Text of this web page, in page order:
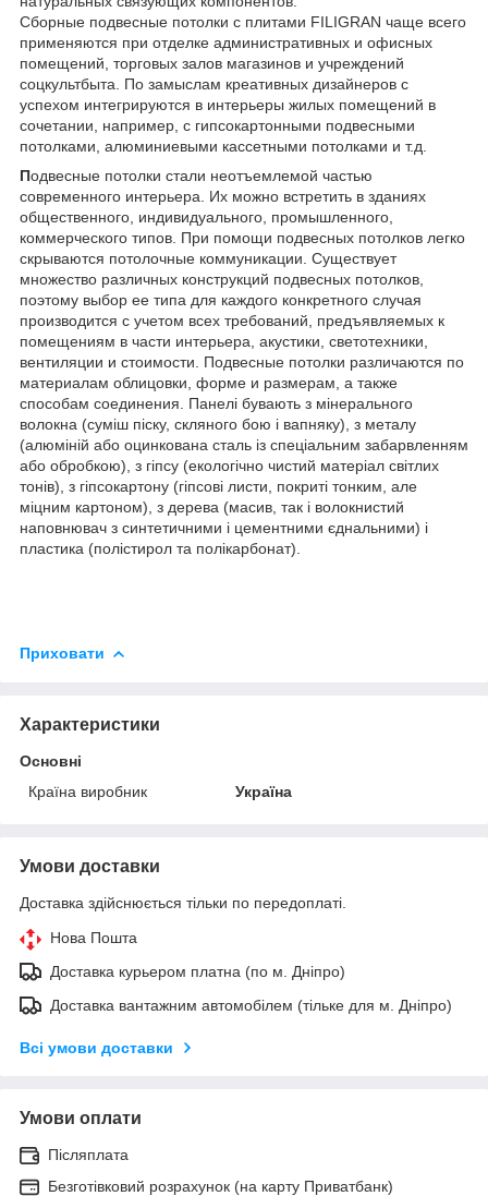
Сборные подвесные потолки с плитами FILIGRAN чаще всего
применяются при отделке административных и офисных
помещений, торговых залов магазинов и учреждений
соцкультбыта. По замыслам креативных дизайнеров с
успехом интегрируются в интерьеры жилых помещений в
сочетании, например, с гипсокартонными подвесными
потолками, алюминиевыми кассетными потолками и т.д.
Подвесные потолки стали неотъемлемой частью
современного интерьера. Их можно встретить в зданиях
общественного, индивидуального, промышленного,
коммерческого типов. При помощи подвесных потолков легко
скрываются потолочные коммуникации. Существует
множество различных конструкций подвесных потолков,
поэтому выбор ее типа для каждого конкретного случая
производится с учетом всех требований, предъявляемых к
помещениям в части интерьера, акустики, светотехники,
вентиляции и стоимости. Подвесные потолки различаются по
материалам облицовки, форме и размерам, а также
способам соединения. Панелі бувають з мінерального
волокна (суміш піску, скляного бою і вапняку), з металу
(алюміній або оцинкована сталь із спеціальним забарвленням
або обробкою), з гіпсу (екологічно чистий матеріал світлих
тонів), з гіпсокартону (гіпсові листи, покриті тонким, але
міцним картоном), з дерева (масив, так і волокнистий
наповнювач з синтетичними і цементними єднальними) і
пластика (полістирол та полікарбонат).
Приховати
Характеристики
Основні
Країна виробник
Україна
Умови доставки
Доставка здійснюється тільки по передоплаті.
Нова Пошта
Доставка курьером платна (по м. Дніпро)
Доставка вантажним автомобілем (тільке для м. Дніпро)
Всі умови доставки
Умови оплати
Післяплата
Безготівковий розрахунок (на карту Приватбанк)